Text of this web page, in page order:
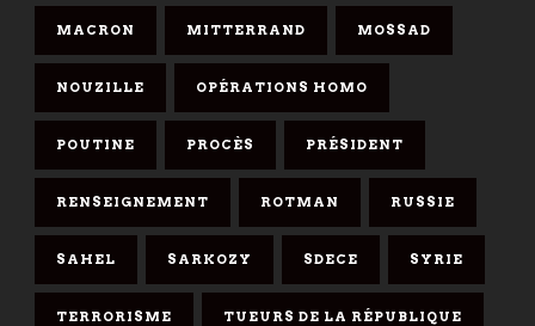
MACRON MITTERRAND MOSSAD
NOUZILLE OPÉRATIONS HOMO
POUTINE PROCÈS PRÉSIDENT
RENSEIGNEMENT ROTMAN RUSSIE
SAHEL SARKOZY SDECE SYRIE
TERRORISME TUEURS DE LA RÉPUBLIQUE